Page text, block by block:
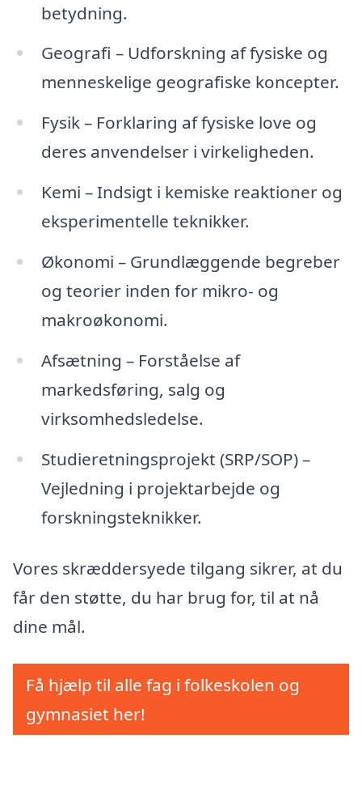
betydning.
Geografi – Udforskning af fysiske og
menneskelige geografiske koncepter.
Fysik – Forklaring af fysiske love og
deres anvendelser i virkeligheden.
Kemi – Indsigt i kemiske reaktioner og
eksperimentelle teknikker.
Økonomi – Grundlæggende begreber
og teorier inden for mikro- og
makroøkonomi.
Afsætning – Forståelse af
markedsføring, salg og
virksomhedsledelse.
Studieretningsprojekt (SRP/SOP) –
Vejledning i projektarbejde og
forskningsteknikker.
Vores skræddersyede tilgang sikrer, at du
får den støtte, du har brug for, til at nå
dine mål.
Få hjælp til alle fag i folkeskolen og
gymnasiet her!